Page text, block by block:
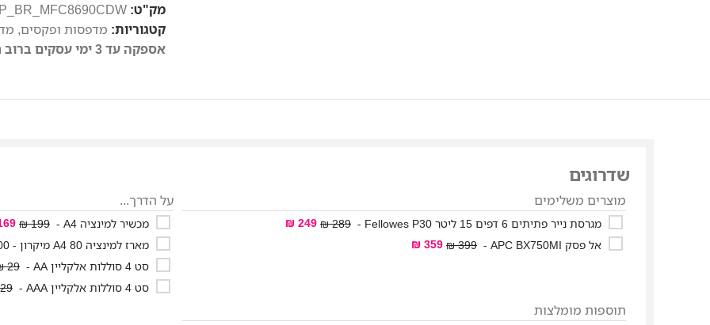
מק"ט: P_BR_MFC8690CDW
קטגוריות: מדפסות ופקסים,
אספקה עד 3 ימי עסקים ברוב חלקי הארץ
שדרוגים
מוצרים משלימים
מגרסת נייר פתיתים 6 דפים 15 ליטר Fellowes P30 - 289 ₪
249 ₪
אל פסק APC BX750MI -
399 ₪
359 ₪
על הדרך...
מכשיר למינציה A4 - 199 ₪
₪
מארז למינציה A4 80 מיקרון - 100 יחידות -
סט 4 סוללות אלקליין AA -
29 ₪
סט 4 סוללות אלקליין AAA -
29 ₪
תוספות מומלצות